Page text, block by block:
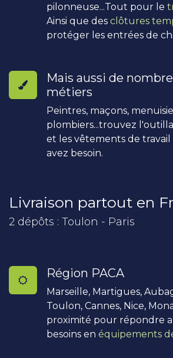
pilonneuse...Tout pour le
Ainsi que des clôtures
protéger les entrées de
Mais aussi de
métiers
Peintres, maçons,
plombiers...trouvez
et les vêtements de travail
avez besoin.
Livraison partout en
2 dépôts : Toulon - Paris
Région PACA
Marseille, Martigues,
Toulon, Cannes, Nice,
proximité pour répondre
besoins en équipements